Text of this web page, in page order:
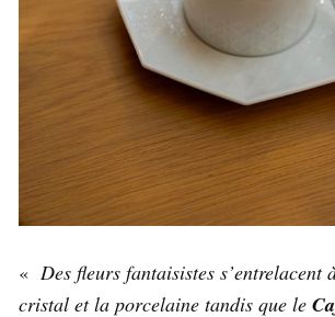
« Des fleurs fantaisistes s’entrelacent
cristal et la porcelaine tandis que le